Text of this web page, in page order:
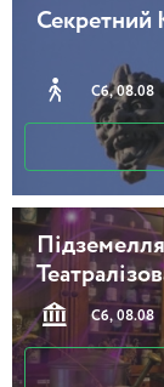
Секретний
Сб, 08.08
Сб, 08.08